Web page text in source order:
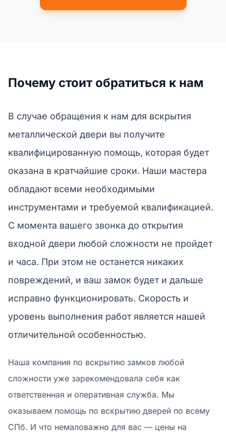
Почему стоит обратиться к нам
В случае обращения к нам для вскрытия
металлической двери вы получите
квалифицированную помощь, которая будет
оказана в кратчайшие сроки. Наши мастера
обладают всеми необходимыми
инструментами и требуемой квалификацией.
С момента вашего звонка до открытия
входной двери любой сложности не пройдет
и часа. При этом не останется никаких
повреждений, и ваш замок будет и дальше
исправно функционировать. Скорость и
уровень выполнения работ является нашей
отличительной особенностью.
Наша компания по вскрытию замков любой
сложности уже зарекомендовала себя как
ответственная и оперативная служба. Мы
оказываем помощь по вскрытию дверей по всему
СПб. И что немаловажно для вас — цены на